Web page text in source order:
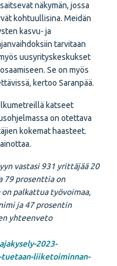
näkymän, jossa
kohtuullisina. Meidän
kasvu- ja
tarvitaan
uusyrityskeskukset
Se on myös
kertoo Saranpää.
katseet
on otettava
kokemat haasteet.
vastasi 931 yrittäjää 20
79 prosenttia on
palkattua työvoimaa,
ja 47 prosentin
yhteenveto
2023-
tuetaan-liiketoiminnan-